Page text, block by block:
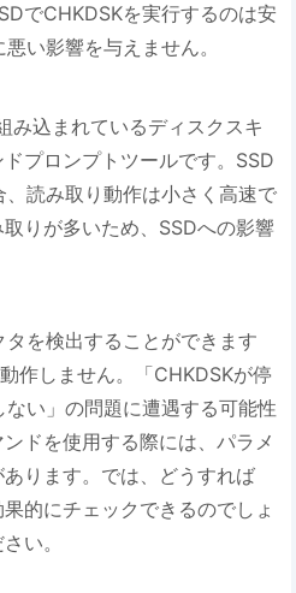
でCHKDSKを実行するのは安
い影響を与えません。
み込まれているディスクスキ
プロンプトツールです。SSD
読み取り動作は小さく高速で
りが多いため、SSDへの影響
を検出することができます
作しません。「CHKDSKが停
い」の問題に遭遇する可能性
ドを使用する際には、パラメ
ります。では、どうすれば
的にチェックできるのでしょ
い。